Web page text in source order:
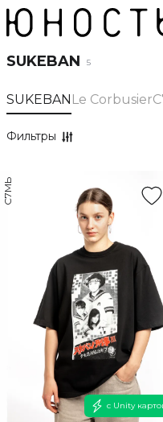
SUKEBAN 5
SUKEBAN Le Corbusier
Фильтры
С7МЬ
с Unity